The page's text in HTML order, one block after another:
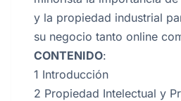
y la propiedad industrial
su negocio tanto online
CONTENIDO:
1 Introducción
2 Propiedad Intelectual y